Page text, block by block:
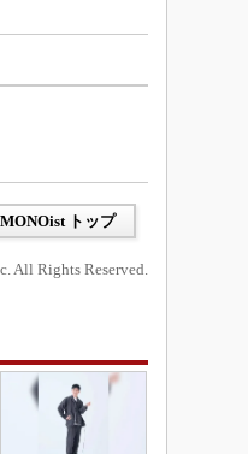
MONOist トップ
All Rights Reserved.